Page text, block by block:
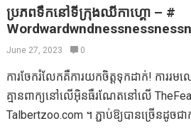
រង់ចាំនិងការកកស្ទះចរាចរណ៍។ ស្លាបព្រានៅលើ
រំខានឆើតឆាយសម្រាប់ការរង់ចាំយូរនៅភោជនី
ទៀត។ ជូតមេដៃរបស់អ្នកនៅខាងក្នុងនៃស្លាបព្រ
ខ្ញុំបាននិយាយអ្វីមួយដូចជាអូហូហូ! ” ហើយបា
មានអាយុតិចបំផុតរបស់ខ្ញុំមានអាយុ 3 ឆ្នាំខ្ញុំ
ដែលខ្ញុំបន្តធ្វើឱ្យអាហារនិងហាងរបស់គាត់សម្
មិនអាចជួយបានទេប៉ុន្តែកត់សម្គាល់ថាគាត់មិ
កូនទេ។ គាត់អាចរកឃើញការសម្តែងរបស់គ
ជាប្រយោជន៍របស់ព្រះ។ Parschool របស់
បង្កើតដ៏ធំមួយ។ ម៉ាម៉ានិងប៉ាសនិយាយអ្វីអំពី
ប្រភពទឹកនៅទីក្រុងឈីកាហ្គោ – #
អង្គារ
June 27, 2023 0
ការចែករំលែកគឺការយកចិត្តទុកដាក់! ការរមល
គ្មានពាក្យនៅលើអ៊ិនធឺរណែតនៅលើ
Talbertzoo.com ។ ភ្ជាប់ឱ្យបានច្រើនដូចជាក